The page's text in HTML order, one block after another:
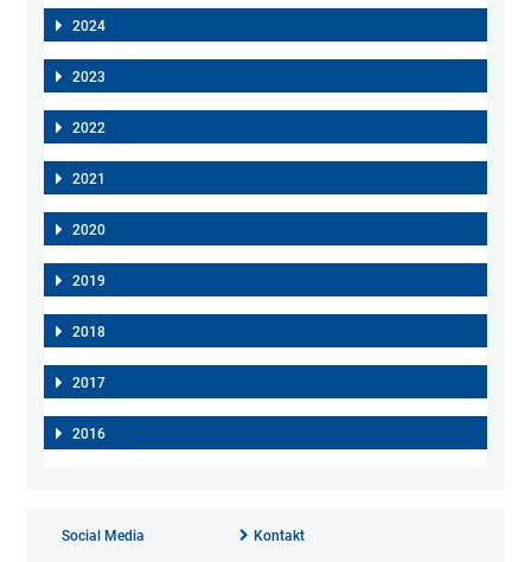
2024
2023
2022
2021
2020
2019
2018
2017
2016
Social Media Kontakt